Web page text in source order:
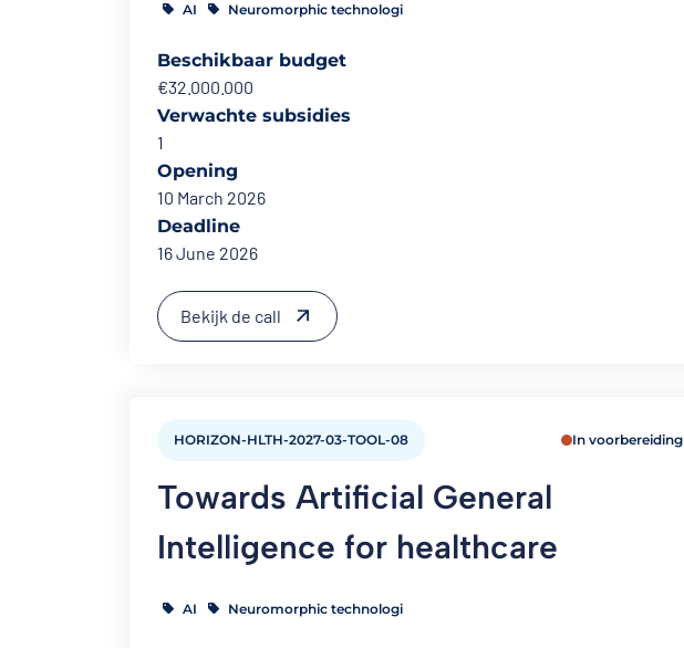
AI Neuromorphic technologi
Beschikbaar budget
€32.000.000
Verwachte subsidies
1
Opening
10 March 2026
Deadline
16 June 2026
Bekijk de call
HORIZON-HLTH-2027-03-TOOL-08 In voorbereiding
Towards Artificial General
Intelligence for healthcare
AI Neuromorphic technologi